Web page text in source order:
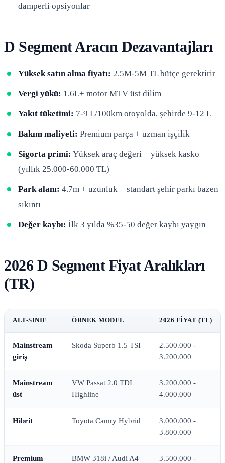
damperli opsiyonlar
D Segment Aracın Dezavantajları
Yüksek satın alma fiyatı: 2.5M-5M TL bütçe gerektirir
Vergi yükü: 1.6L+ motor MTV üst dilim
Yakıt tüketimi: 7-9 L/100km otoyolda, şehirde 9-12 L
Bakım maliyeti: Premium parça + uzman işçilik
Sigorta primi: Yüksek araç değeri = yüksek kasko
(yıllık 25.000-60.000 TL)
Park alanı: 4.7m + uzunluk = standart şehir parkı bazen
sıkıntı
Değer kaybı: İlk 3 yılda %35-50 değer kaybı yaygın
2026 D Segment Fiyat Aralıkları
(TR)
ALT-SINIF ÖRNEK MODEL 2026 FIYAT (TL)
Mainstream
giriş
Skoda Superb 1.5 TSI
2.500.000 -
3.200.000
Mainstream
üst
VW Passat 2.0 TDI
Highline
3.200.000 -
4.000.000
Hibrit Toyota Camry Hybrid
3.000.000 -
3.800.000
Premium
BMW 318i / Audi A4
3.500.000 -